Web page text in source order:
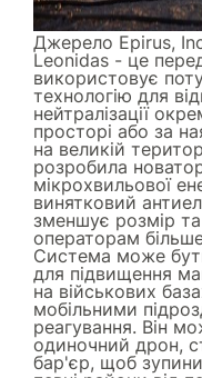
Джерело Epirus,
Leonidas - це
використовує
технологію для
нейтралізації
просторі або за
на великій
розробила
мікрохвильової
винятковий
зменшує розмір
операторам
Система може
для підвищення
на військових
мобільними
реагування. Він
одиночний дрон,
бар'єр, щоб